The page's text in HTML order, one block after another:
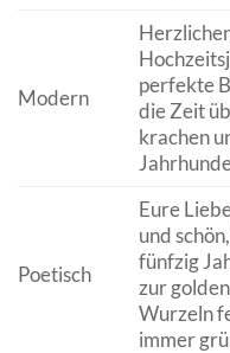
Modern
perfekte
die Zeit
krachen
Poetisch
Eure
und
fünfzig
zur
Wurzeln
immer